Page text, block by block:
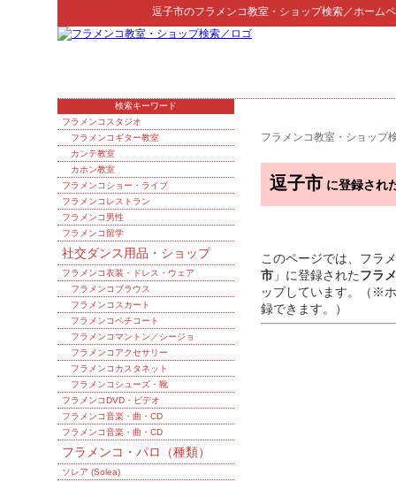
逗子市のフラメンコ教室・ショップ検索／ホーム
フラメンコ教室・ショップ
逗子市 に登録され
このページでは、フラ
市 」に登録されたフラ
ップしています。（※
録できます。）
検索キーワード
フラメンコスタジオ
フラメンコギター教室
カンテ教室
カホン教室
フラメンコショー・ライブ
フラメンコレストラン
フラメンコ男性
フラメンコ留学
社交ダンス用品・ショップ
フラメンコ衣装・ドレス・ウェア
フラメンコブラウス
フラメンコスカート
フラメンコペチコート
フラメンコマントン／シージョ
フラメンコアクセサリー
フラメンコカスタネット
フラメンコシューズ・靴
フラメンコDVD・ビデオ
フラメンコ音楽・曲・CD
フラメンコ音楽・曲・CD
フラメンコ・パロ（種類）
ソレア (Solea)